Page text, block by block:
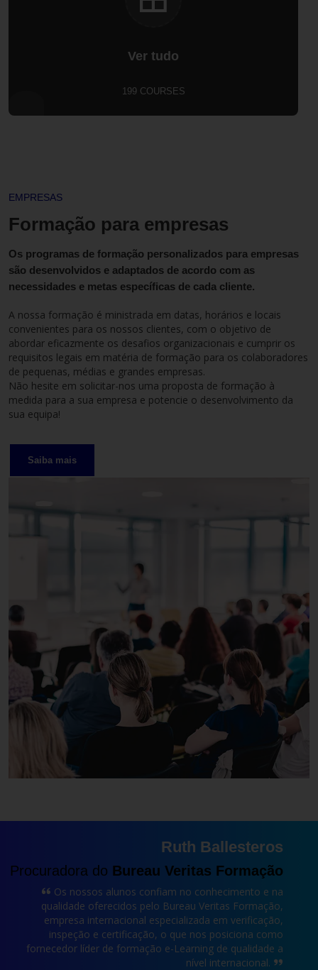
Ver tudo
199 COURSES
EMPRESAS
Formação para empresas
Os programas de formação personalizados para empresas
são desenvolvidos e adaptados de acordo com as
necessidades e metas específicas de cada cliente.
A nossa formação é ministrada em datas, horários e locais
convenientes para os nossos clientes, com o objetivo de
abordar eficazmente os desafios organizacionais e cumprir os
requisitos legais em matéria de formação para os colaboradores
de pequenas, médias e grandes empresas.
Não hesite em solicitar-nos uma proposta de formação à
medida para a sua empresa e potencie o desenvolvimento da
sua equipa!
Saiba mais
Ruth Ballesteros
Procuradora do Bureau Veritas Formação
Os nossos alunos confiam no conhecimento e na
qualidade oferecidos pelo Bureau Veritas Formação,
empresa internacional especializada em verificação,
inspeção e certificação, o que nos posiciona como
fornecedor líder de formação e-Learning de qualidade a
nível internacional.